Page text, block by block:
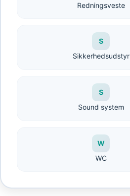
Redningsveste
S
Sikkerhedsudstyr
S
Sound system
W
WC